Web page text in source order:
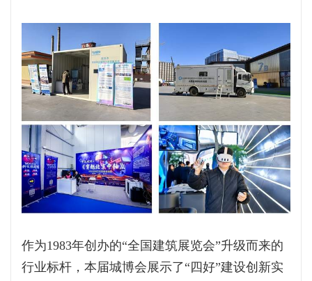
作为1983年创办的“全国建筑展览会”升级而来的
行业标杆，本届城博会展示了“四好”建设创新实